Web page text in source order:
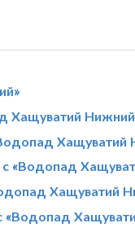
Хащуватий
Хащуватий
с «Водопад
Хащуватий
«Водопад